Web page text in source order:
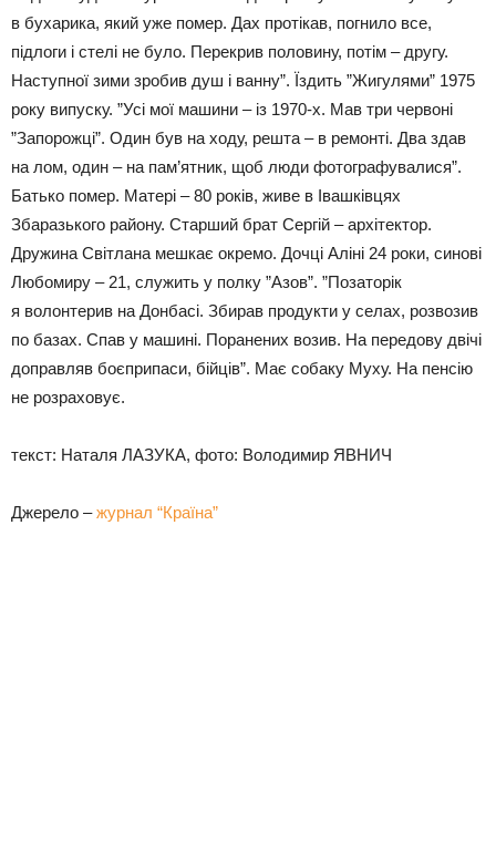
в бухарика, який уже помер. Дах протікав, погнило все,
підлоги і стелі не було. Перекрив половину, потім – другу.
Наступної зими зробив душ і ванну”. Їздить ”Жигулями” 1975
року випуску. ”Усі мої машини – із 1970-х. Мав три червоні
”Запорожці”. Один був на ходу, решта – в ремонті. Два здав
на лом, один – на пам’ятник, щоб люди фотографувалися”.
Батько помер. Матері – 80 років, живе в Івашківцях
Збаразького району. Старший брат Сергій – архітектор.
Дружина Світлана мешкає окремо. Дочці Аліні 24 роки, синові
Любомиру – 21, служить у полку ”Азов”. ”Позаторік
я волонтерив на Донбасі. Збирав продукти у селах, розвозив
по базах. Спав у машині. Поранених возив. На передову двічі
доправляв боєприпаси, бійців”. Має собаку Муху. На пенсію
не розраховує.
текст: Наталя ЛАЗУКА, фото: Володимир ЯВНИЧ
Джерело –журнал “Країна”